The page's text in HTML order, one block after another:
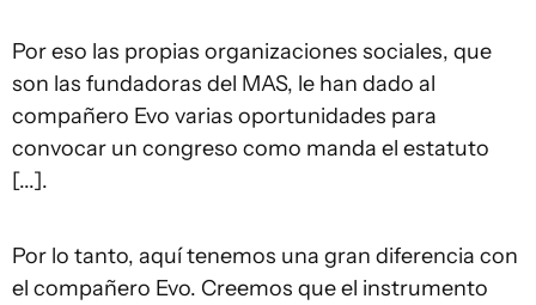
Por eso las propias organizaciones sociales, que
son las fundadoras del MAS, le han dado al
compañero Evo varias oportunidades para
convocar un congreso como manda el estatuto
[...].
Por lo tanto, aquí tenemos una gran diferencia con
el compañero Evo. Creemos que el instrumento